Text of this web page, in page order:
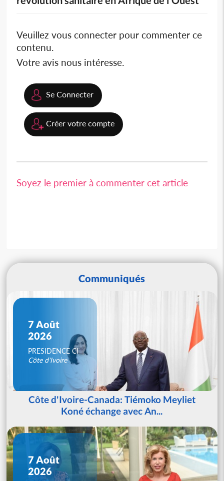
Veuillez vous connecter pour commenter ce
contenu.
Votre avis nous intéresse.
Se Connecter
Créer votre compte
Soyez le premier à commenter cet article
Communiqués
7 Août
2026
PRESIDENCE CI
Côte d'Ivoire
Côte d'Ivoire-Canada: Tiémoko Meyliet
Koné échange avec An...
7 Août
2026